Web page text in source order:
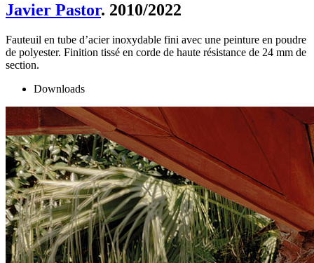
Javier Pastor. 2010/2022
Fauteuil en tube d’acier inoxydable fini avec une peinture en poudre
de polyester. Finition tissé en corde de haute résistance de 24 mm de
section.
Downloads